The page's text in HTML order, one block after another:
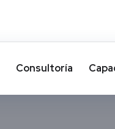
Consultoría